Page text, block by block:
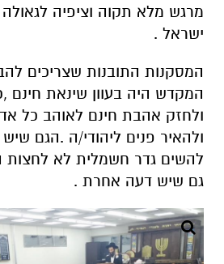
מרגש מלא תקוה וציפיה
ישראל .
המסקנות התובנות שצריכים
המקדש היה בעוון שינאת חינם
ולחזק אהבת חינם לאוהב כל
ולהאיר פנים ליהודי/ה .הגם שיש
להשים גדר חשמלית לא לחצות
גם שיש דעה אחרת .